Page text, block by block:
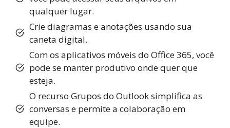
qualquer lugar.
Crie diagramas e anotações usando sua
caneta digital.
Com os aplicativos móveis do Office 365, você
pode se manter produtivo onde quer que
esteja.
O recurso Grupos do Outlook simplifica as
conversas e permite a colaboração em
equipe.